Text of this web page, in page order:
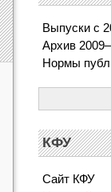
Выпуски с
Архив
Нормы
КФУ
Сайт КФУ